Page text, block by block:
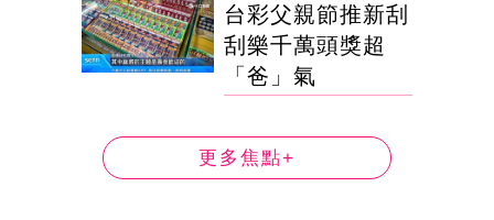
台彩父親節推新刮
刮樂千萬頭獎超
「爸」氣
更多焦點+